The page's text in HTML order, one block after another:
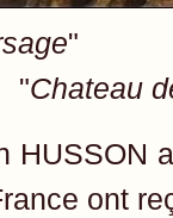
Chateau
HUSSON
ont